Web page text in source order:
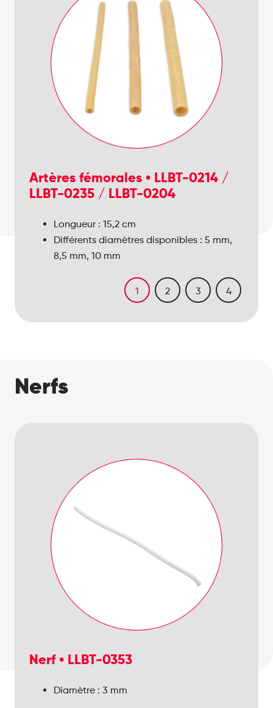
Artères fémorales • LLBT-0214 /
LLBT-0235 / LLBT-0204
Longueur : 15,2 cm
Différents diamètres disponibles : 5 mm,
8,5 mm, 10 mm
15,2 cm x 12,5 cm x 2,5 cm
Longueur : 15,2 cm
Différents diamètres disponibles : 3 mm, 4
mm, 6 mm
Diamètre externe : 11 mm
1 2 3 4
Nerfs
Nerf • LLBT-0353
Diamètre : 3 mm